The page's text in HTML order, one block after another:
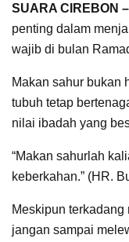
SUARA CIREBON –
penting dalam
wajib di bulan
Makan sahur bukan
tubuh tetap
nilai ibadah yang
“Makan sahurlah
keberkahan.” (HR.
Meskipun
jangan sampai